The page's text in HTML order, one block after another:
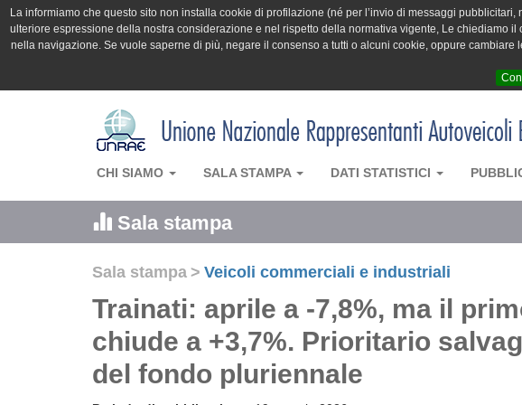
La informiamo che questo sito non installa cookie di profilazione (né per l’invio di messaggi
ulteriore espressione della nostra considerazione e nel rispetto della normativa vigente, Le chiediamo
nella navigazione. Se vuole saperne di più, negare il consenso a tutti o alcuni cookie, oppure
CHI SIAMO SALA STAMPA DATI STATISTICI
Sala stampa
Sala stampa > Veicoli commerciali e industriali
Trainati: aprile a -7,8%, ma il
chiude a +3,7%. Prioritario
del fondo pluriennale